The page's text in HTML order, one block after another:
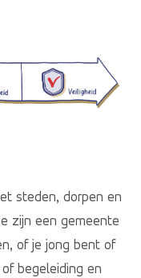
steden, dorpen en
zijn een gemeente
of je jong bent of
begeleiding en